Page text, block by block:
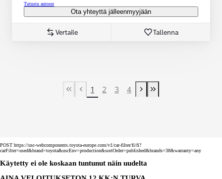
Tutustu autoon
Ota yhteyttä jälleenmyyjään
Vertaile Tallenna
First Page
Previous page
1 2 3 4
Next page
Last Page
POST https://usc-webcomponents.toyota-europe.com/v1/car-filter/fi/fi?
carFilter=used&brand=toyota&uscEnv=production&sortOrder=published&brands=38&warranty=any
Käytetty ei ole koskaan tuntunut näin uudelta